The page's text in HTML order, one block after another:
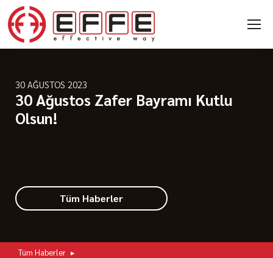
30 AĞUSTOS 2023
30 Ağustos Zafer Bayramı Kutlu
Olsun!
Tüm Haberler
Tüm Haberler ▸